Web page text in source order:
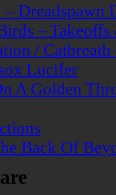
Dreadspawn
–
/
Lucifer
A Golden
Back Of